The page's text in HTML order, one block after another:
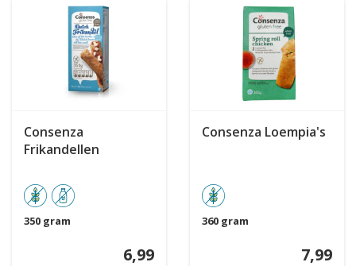
Consenza
Frikandellen
350 gram
6,99
Consenza Loempia's
360 gram
7,99